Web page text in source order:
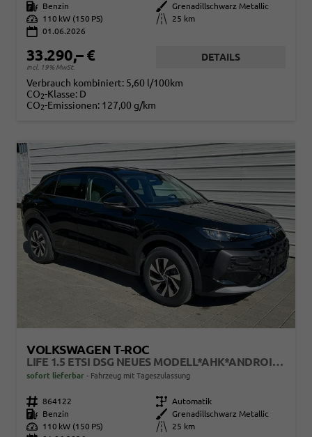
Kraftstoff
Benzin Außenfarbe
Grenadillschwarz Metallic
Leistung
110 kW (150 PS) Kilometerstand
25 km
01.06.2026
33.290,– €
incl. 19% MwSt.
DETAILS
Verbrauch kombiniert: 5,60 l/100km
CO2-Klasse: D
CO2-Emissionen: 127,00 g/km
VOLKSWAGEN T-ROC
LIFE 1.5 ETSI DSG NEUES MODELL*AHK*ANDROID AUTO*SHZ*ACC*KAMERA*5J GARANTIE*KLIMAAUTO*
sofort lieferbar Fahrzeug mit Tageszulassung
Fahrzeugnr. 864122 Getriebe Automatik
Kraftstoff
Benzin Außenfarbe
Grenadillschwarz Metallic
Leistung
110 kW (150 PS) Kilometerstand
25 km